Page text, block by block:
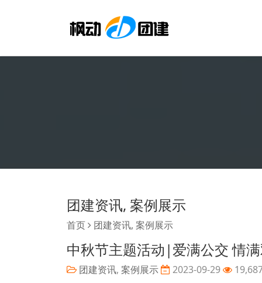
团建资讯, 案例展示
首页 团建资讯, 案例展示
中秋节主题活动|爱满公交 情
团建资讯, 案例展示 2023-09-29